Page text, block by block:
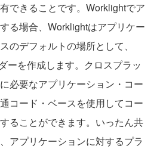
できることです。Worklightでア
る場合、Worklightはアプリケー
のデフォルトの場所として、
ーを作成します。クロスプラッ
必要なアプリケーション・コー
コード・ベースを使用してコー
ることができます。いったん共
アプリケーションに対するプラ